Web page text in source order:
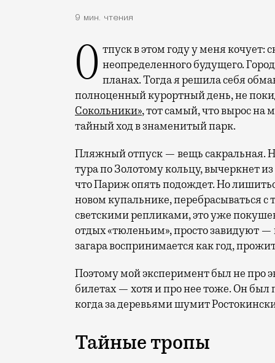
9 мин. чтения
Отпуск в этом году у меня кочует: сначала переехал на август, потом в область неопределенного будущего.
планах. Тогда я решила себя
полноценный курортный день, не
Сокольники», тот самый, что вырос на
тайный ход в знаменитый парк.
Пляжный отпуск — вещь сакральная.
тура по Золотому кольцу, вычеркнет
что Париж опять подождет. Но
новом купальнике, перебрасываться
светскими репликами, это уже
отдых «тюленьим», просто завидуют —
загара воспринимается как год,
Поэтому мой эксперимент был не про
билетах — хотя и про нее тоже. Он был
когда за деревьями шумит
Тайные тропы